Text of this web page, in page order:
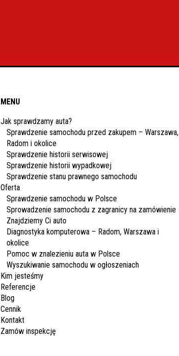
MENU
Jak sprawdzamy auta?
Sprawdzenie samochodu przed zakupem – Warszawa,
Radom i okolice
Sprawdzenie historii serwisowej
Sprawdzenie historii wypadkowej
Sprawdzenie stanu prawnego samochodu
Oferta
Sprawdzenie samochodu w Polsce
Sprowadzenie samochodu z zagranicy na zamówienie
Znajdziemy Ci auto
Diagnostyka komputerowa – Radom, Warszawa i
okolice
Pomoc w znalezieniu auta w Polsce
Wyszukiwanie samochodu w ogłoszeniach
Kim jesteśmy
Referencje
Blog
Cennik
Kontakt
Zamów inspekcję